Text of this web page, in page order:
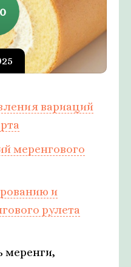
0
вариаций
меренгового
и
рулета
меренги,